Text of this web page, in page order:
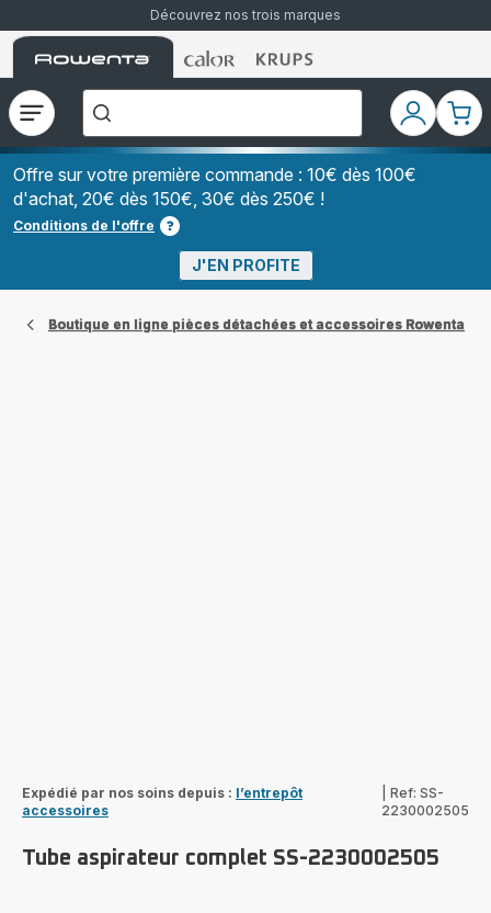
Découvrez nos trois marques
Accueil
Rowenta
Accueil
Rowenta
Accueil
Rowenta
Ouvrir
le
menu
recherchez-
vous
?","Aspirateurs
à
Grains","Centrales
Vapeurs","Sèche
Cheveux"]
Mon
compte
Mon
Offre sur votre première commande : 10€ dès 100€
d'achat, 20€ dès 150€, 30€ dès 250€ !
Conditions de l'offre
J'EN PROFITE
Boutique en ligne pièces détachées et accessoires Rowenta
Expédié par nos soins depuis : l’entrepôt
accessoires
Ref: SS-
2230002505
Tube aspirateur complet SS-2230002505